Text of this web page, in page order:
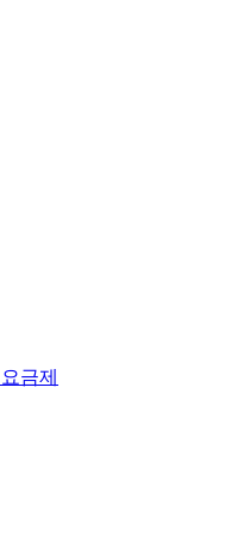
요금제